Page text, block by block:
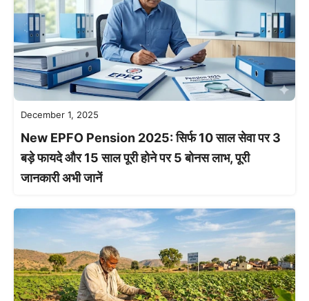
December 1, 2025
New EPFO Pension 2025: सिर्फ 10 साल सेवा पर 3
बड़े फायदे और 15 साल पूरी होने पर 5 बोनस लाभ, पूरी
जानकारी अभी जानें